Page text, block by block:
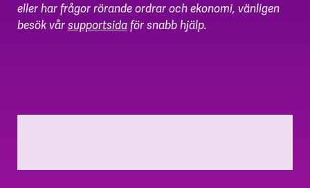
eller har frågor rörande ordrar och ekonomi, vänligen
besök vårsupportsidaför snabb hjälp.